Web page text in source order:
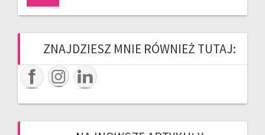
ZNAJDZIESZ MNIE RÓWNIEŻ TUTAJ: